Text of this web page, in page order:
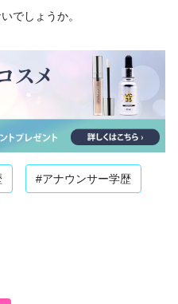
でしょうか。
#アナウンサー学歴